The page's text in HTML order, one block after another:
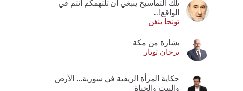
تلك التماسيح ينبغي أن تلتهمكم أنتم في
الواقع!...
تونجا بنغن
بشارة من مكة
برجان توتار
حكاية المرأة الريفية في سورية... الأرض
والبيت والحياة